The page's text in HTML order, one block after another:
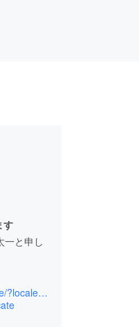
す
一と申し
事業に
https://www.instagram.com/nippon.communicate/?locale=ja_JP